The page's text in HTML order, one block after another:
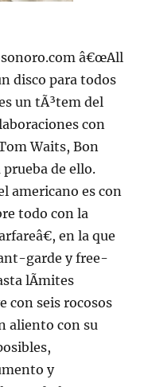
â€œAll
disco para todos
un tÃ³tem del
con
Waits, Bon
de ello.
americano es con
todo con la
en la que
garde y free-
lÃ­mites
con seis rocosos
aliento con su
y